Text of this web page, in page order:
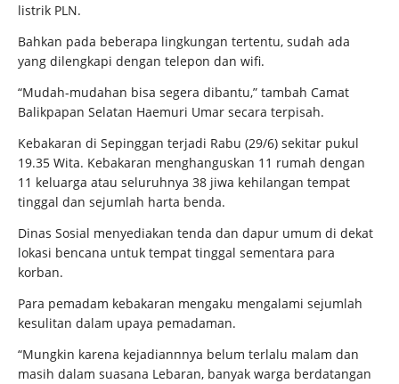
listrik PLN.
Bahkan pada beberapa lingkungan tertentu, sudah ada
yang dilengkapi dengan telepon dan wifi.
“Mudah-mudahan bisa segera dibantu,” tambah Camat
Balikpapan Selatan Haemuri Umar secara terpisah.
Kebakaran di Sepinggan terjadi Rabu (29/6) sekitar pukul
19.35 Wita. Kebakaran menghanguskan 11 rumah dengan
11 keluarga atau seluruhnya 38 jiwa kehilangan tempat
tinggal dan sejumlah harta benda.
Dinas Sosial menyediakan tenda dan dapur umum di dekat
lokasi bencana untuk tempat tinggal sementara para
korban.
Para pemadam kebakaran mengaku mengalami sejumlah
kesulitan dalam upaya pemadaman.
“Mungkin karena kejadiannnya belum terlalu malam dan
masih dalam suasana Lebaran, banyak warga berdatangan